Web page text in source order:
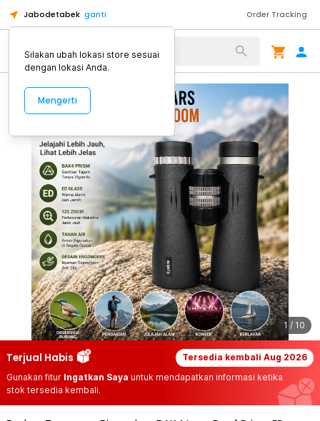
Jabodetabek ganti Order Tracking
Alat Kopi
1 / 10
Terjual Habis Tersedia kembali Aug 2026
Gunakan fitur Ingatkan Saya untuk mendapatkan informasi ketika
stok tersedia kembali.
Silakan ubah lokasi store sesuai
dengan lokasi Anda.
Mengerti